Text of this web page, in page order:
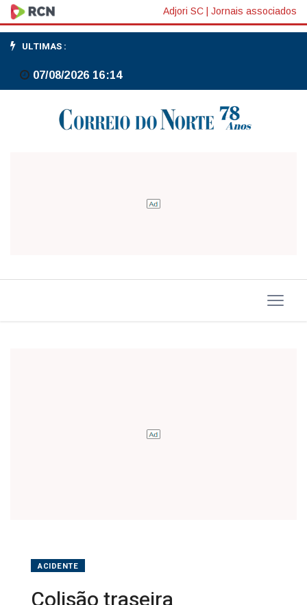
Colisão
traseira
envolvendo
caminhões
em
Adjori SC Jornais associados
ULTIMAS :
07/08/2026 16:14
ACIDENTE